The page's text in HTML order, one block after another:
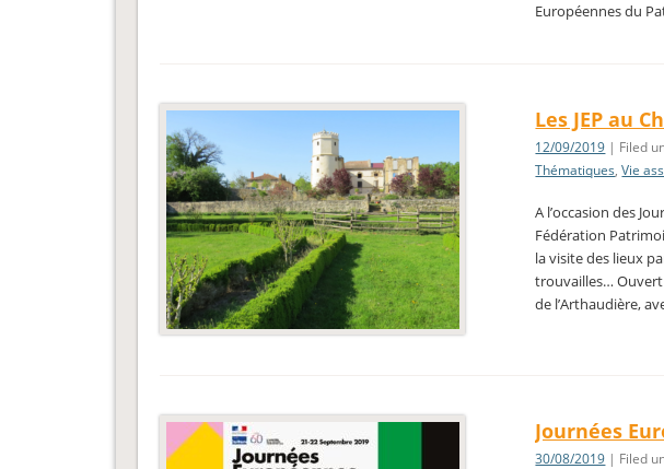
Européennes du
Les JEP au
12/09/2019 | Filed
Thématiques,Vie
A l’occasion des
Fédération
la visite des lieux
trouvailles… Ouvert
de l’Arthaudière,
Journées
30/08/2019 | Filed